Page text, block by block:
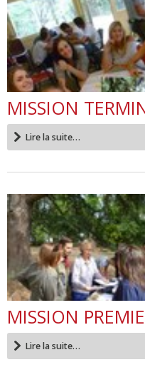
MISSION
Lire la suite…
MISSION
Lire la suite…